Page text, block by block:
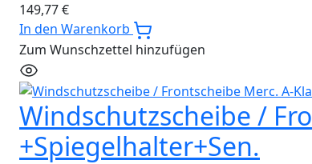
149,77€
In den Warenkorb
Zum Wunschzettel hinzufügen
Windschutzscheibe /
+Spiegelhalter+Sen.